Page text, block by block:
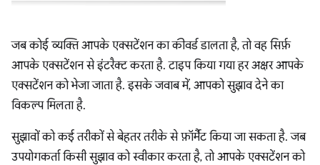
जब कोई व्यक्ति आपके एक्सटेंशन का कीवर्ड डालता है, तो वह सिर्फ़
आपके एक्सटेंशन से इंटरैक्ट करता है. टाइप किया गया हर अक्षर आपके
एक्सटेंशन को भेजा जाता है. इसके जवाब में, आपको सुझाव देने का
विकल्प मिलता है.
सुझावों को कई तरीकों से बेहतर तरीके से फ़ॉर्मैट किया जा सकता है. जब
उपयोगकर्ता किसी सुझाव को स्वीकार करता है, तो आपके एक्सटेंशन को